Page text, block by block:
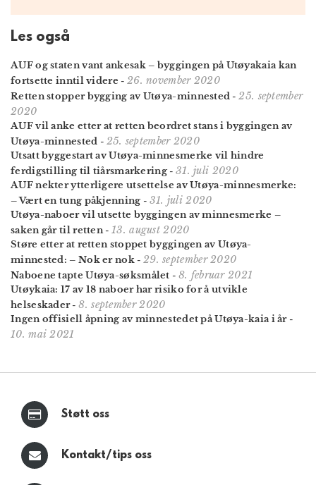
Les også
AUF og staten vant ankesak – byggingen på Utøyakaia kan
fortsette inntil videre - 26. november 2020
Retten stopper bygging av Utøya-minnested -25. september
2020
AUF vil anke etter at retten beordret stans i byggingen av
Utøya-minnested - 25. september 2020
Utsatt byggestart av Utøya-minnesmerke vil hindre
ferdigstilling til tiårsmarkering- 31. juli 2020
AUF nekter ytterligere utsettelse av Utøya-minnesmerke:
– Vært en tung påkjenning - 31. juli 2020
Utøya-naboer vil utsette byggingen av minnesmerke –
saken går til retten-13. august 2020
Støre etter at retten stoppet byggingen av Utøya-
minnested: – Nok er nok- 29. september 2020
Naboene tapte Utøya-søksmålet - 8. februar 2021
Utøykaia: 17 av 18 naboer har risiko for å utvikle
helseskader-8. september 2020
Ingen offisiell åpning av minnestedet på Utøya-kaia i år-
10. mai 2021
Støtt oss
Kontakt/tips oss